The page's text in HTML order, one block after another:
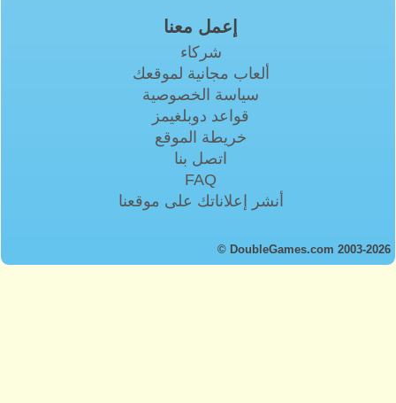
إعمل معنا
شركاء
ألعاب مجانية لموقعك
سياسة الخصوصية
قواعد دوبلغيمز
خريطة الموقع
اتصل بنا
FAQ
أنشر إعلاناتك على موقعنا
© DoubleGames.com 2003-2026